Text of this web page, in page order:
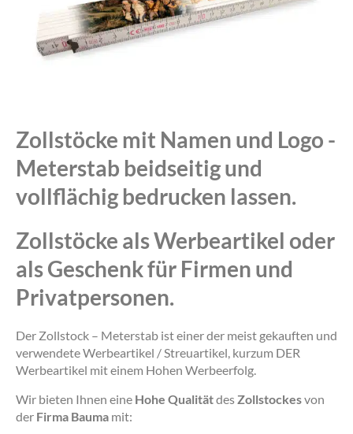
Zollstöcke mit Namen und Logo -
Meterstab beidseitig und
vollflächig bedrucken lassen.
Zollstöcke als Werbeartikel oder
als Geschenk für Firmen und
Privatpersonen.
Der Zollstock – Meterstab ist einer der meist gekauften und
verwendete Werbeartikel / Streuartikel, kurzum DER
Werbeartikel mit einem Hohen Werbeerfolg.
Wir bieten Ihnen eine Hohe Qualitätdes Zollstockesvon
der Firma Bauma mit: